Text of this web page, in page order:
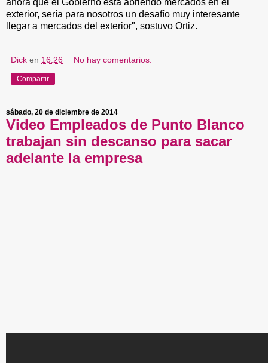
exterior, sería para nosotros un desafío muy interesante
llegar a mercados del exterior", sostuvo Ortiz.
Dick en 16:26 No hay comentarios:
Compartir
sábado, 20 de diciembre de 2014
Video Empleados de Punto Blanco
trabajan sin descanso para sacar
adelante la empresa